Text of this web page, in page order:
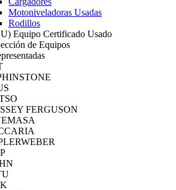
Motoniveladoras Usadas
Rodillos
Equipo Certificado Usado
de Equipos
FERGUSON